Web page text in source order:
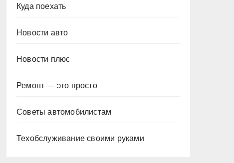
Куда поехать
Новости авто
Новости плюс
Ремонт — это просто
Советы автомобилистам
Техобслуживание своими руками